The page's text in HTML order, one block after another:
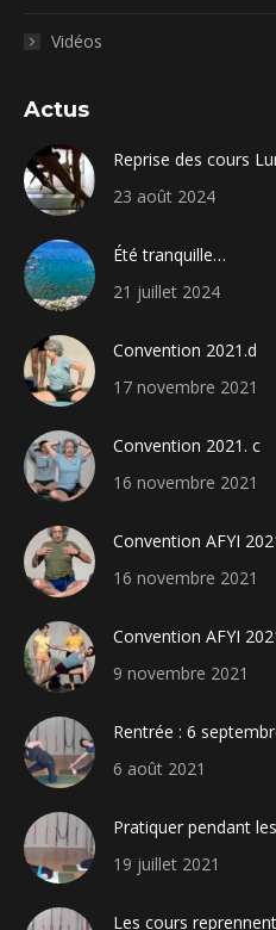
Vidéos
Actus
Reprise des cours
23 août 2024
Été tranquille…
21 juillet 2024
Convention 2021.d
17 novembre 2021
Convention 2021. c
16 novembre 2021
Convention AFYI
16 novembre 2021
Convention AFYI
9 novembre 2021
Rentrée : 6
6 août 2021
Pratiquer pendant
19 juillet 2021
Les cours